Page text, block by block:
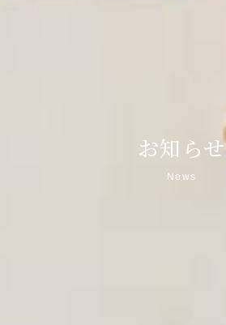
お知らせ
News